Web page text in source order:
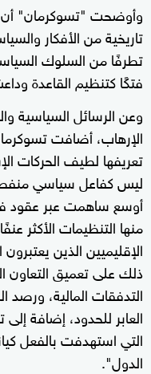
وأوضحت "تسوكرمان" أن
تاريخية من الأفكار
تطرفًا من السلوك
فتكًا كتنظيم القاعدة
وعن الرسائل السياسية
الإرهاب، أضافت
تعريفها لطيف الحركات
ليس كفاعل سياسي
أوسع ساهمت عبر عقود
منها التنظيمات الأكثر
الإقليميين الذين
ذلك على تعميق التعاون
التدفقات المالية، ورصد
العابر للحدود، إضافة إلى
التي استهدفت بالفعل
الدول".